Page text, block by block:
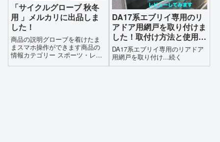
「サイクルグローブ 秋冬
用 」メルカリに出品しま
した！
商品の説明グローブを着けたま
まスマホ操作ができます商品の
情報カテゴリー スポーツ・レジ
DA17系エブリイ専用のリ
アドア用網戸を取り付けま
した！取付け方法と使用レ
ビュー
DA17系エブリイ専用のリアドア
用網戸を取り付け...続く